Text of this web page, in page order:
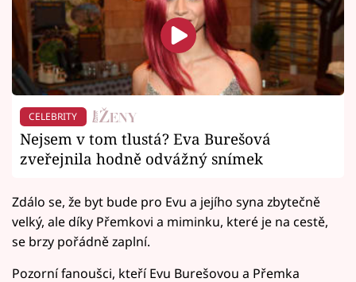
CELEBRITY
Nejsem v tom tlustá? Eva Burešová
zveřejnila hodně odvážný snímek
Zdálo se, že byt bude pro Evu a jejího syna zbytečně
velký, ale díky Přemkovi a miminku, které je na cestě,
se brzy pořádně zaplní.
Pozorní fanoušci, kteří Evu Burešovou a Přemka